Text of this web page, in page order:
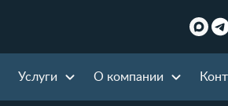
Услуги О компании